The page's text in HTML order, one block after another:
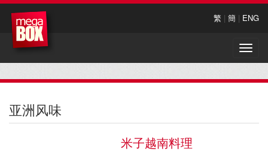
繁 | 簡 | ENG
Toggle
亚洲风味
米子越南料理